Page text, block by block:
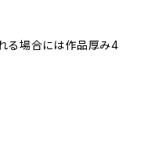
れる場合には作品厚み4